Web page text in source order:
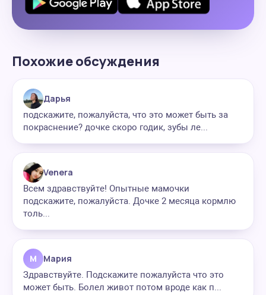
Похожие обсуждения
Дарья
подскажите, пожалуйста, что это может быть за
покраснение? дочке скоро годик, зубы ле...
Venera
Всем здравствуйте! Опытные мамочки
подскажите, пожалуйста. Дочке 2 месяца кормлю
толь...
М Мария
Здравствуйте. Подскажите пожалуйста что это
может быть. Болел живот потом вроде как п...